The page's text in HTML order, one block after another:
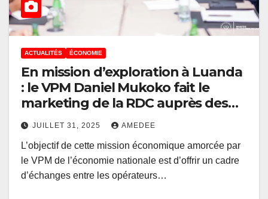
ACTUALITÉS ÉCONOMIE
En mission d’exploration à Luanda
: le VPM Daniel Mukoko fait le
marketing de la RDC auprès des
opérateurs économiques d’Angola
JUILLET 31, 2025 AMEDEE
L’objectif de cette mission économique amorcée par
le VPM de l’économie nationale est d’offrir un cadre
d’échanges entre les opérateurs…